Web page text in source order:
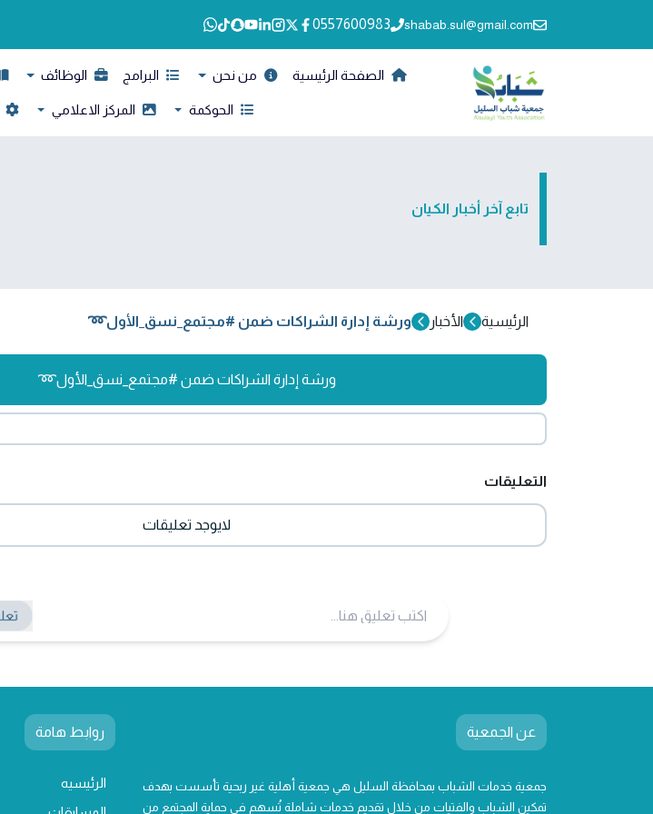
shabab.sul@gmail.com
0557600983
الصفحة الرئيسية من نحن البرامج الوظائف
الحوكمة المركز الاعلامي
تابع آخر أخبار الكيان
الرئيسية الأخبار ورشة إدارة الشراكات ضمن #مجتمع_نسق_الأول➿
ورشة إدارة الشراكات ضمن #مجتمع_نسق_الأول➿
التعليقات
لايوجد تعليقات
عن الجمعية
جمعية خدمات الشباب بمحافظة السليل هي جمعية أهلية غير ربحية تأسست بهدف
تمكين الشباب والفتيات من خلال تقديم خدمات شاملة تُسهم في حماية المجتمع من
روابط هامة
الرئيسيه